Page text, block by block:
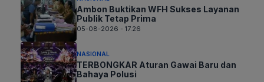
Ambon Buktikan WFH Sukses Layanan
Publik Tetap Prima
05-08-2026 - 17.26
NASIONAL
TERBONGKAR Aturan Gawai Baru dan
Bahaya Polusi